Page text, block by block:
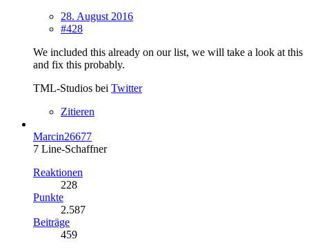
28. August 2016
#428
We included this already on our list, we will take a look at this
and fix this probably.
TML-Studios bei Twitter
Zitieren
Marcin26677
7 Line-Schaffner
Reaktionen
228
Punkte
2.587
Beiträge
459